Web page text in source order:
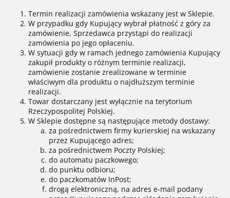
Termin realizacji zamówienia wskazany jest w Sklepie.
W przypadku gdy Kupujący wybrał płatność z góry za
zamówienie, Sprzedawca przystąpi do realizacji
zamówienia po jego opłaceniu.
W sytuacji gdy w ramach jednego zamówienia Kupujący
zakupił produkty o różnym terminie realizacji,
zamówienie zostanie zrealizowane w terminie
właściwym dla produktu o najdłuższym terminie
realizacji.
Towar dostarczany jest wyłącznie na terytorium
Rzeczypospolitej Polskiej.
W Sklepie dostępne są następujące metody dostawy:
za pośrednictwem firmy kurierskiej na wskazany
przez Kupującego adres;
za pośrednictwem Poczty Polskiej;
do automatu paczkowego;
do punktu odbioru;
do paczkomatów InPost;
drogą elektroniczną, na adres e-mail podany